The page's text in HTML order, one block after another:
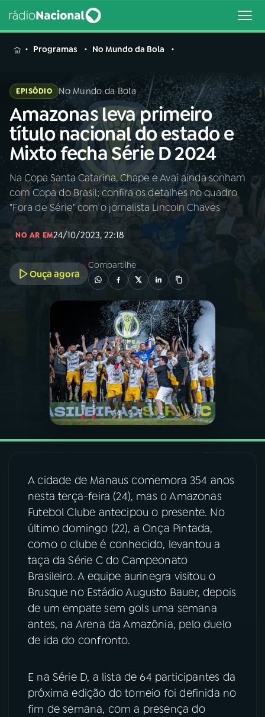
MENU
Buscar
na
Rádio
Nacional
Buscar
AO VIVO
INÍCIO
PROGRAMAS
PODCASTS
VIDEOCASTS
FESTIVAL DE MÚSICA
ACOMPANHE A RÁDIO NACIONAL
Instagram X
TikTok
Programas No Mundo da Bola
EPISÓDIO No Mundo da Bola
Amazonas leva primeiro
título nacional do estado e
Mixto fecha Série D 2024
Na Copa Santa Catarina, Chape e Avaí ainda sonham
com Copa do Brasil; confira os detalhes no quadro
"Fora de Série" com o jornalista Lincoln Chaves
NO AR EM24/10/2023, 22:18
Ouça agora
Compartilhe
A cidade de Manaus comemora 354 anos
nesta terça-feira (24), mas o Amazonas
Futebol Clube antecipou o presente. No
último domingo (22), a Onça Pintada,
como o clube é conhecido, levantou a
taça da Série C do Campeonato
Brasileiro. A equipe aurinegra visitou o
Brusque no Estádio Augusto Bauer, depois
de um empate sem gols uma semana
antes, na Arena da Amazônia, pelo duelo
de ida do confronto.
E na Série D, a lista de 64 participantes da
próxima edição do torneio foi definida no
fim de semana, com a presença do